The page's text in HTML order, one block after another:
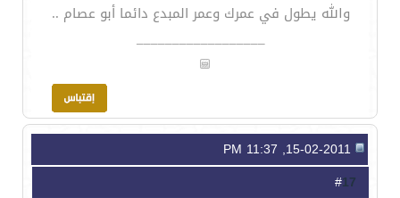
والله يطول في عمرك وعمر المبدع دائما أبو عصام ..
__________________
17